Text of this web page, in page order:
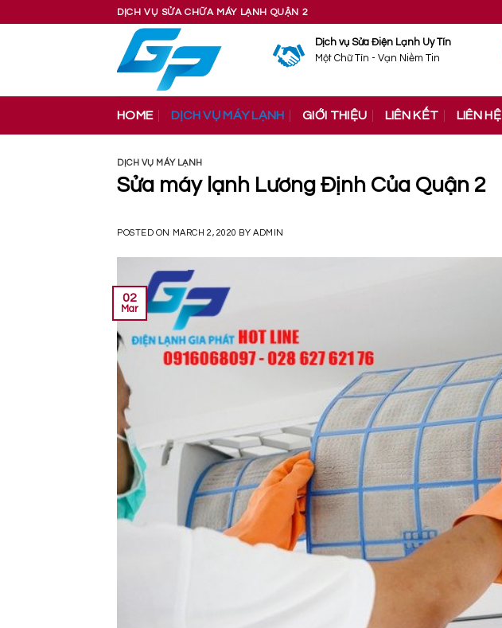
DỊCH VỤ SỬA CHỮA MÁY LẠNH QUẬN 2
Dịch vụ Sửa Điện Lạnh Uy Tín
Một Chữ Tín - Vạn Niềm Tin
HOME DỊCH VỤ MÁY LẠNH GIỚI THIỆU LIÊN KẾT LIÊN HỆ
DỊCH VỤ MÁY LẠNH
Sửa máy lạnh Lương Định Của Quận 2
POSTED ON MARCH 2, 2020 BYADMIN
02
Mar